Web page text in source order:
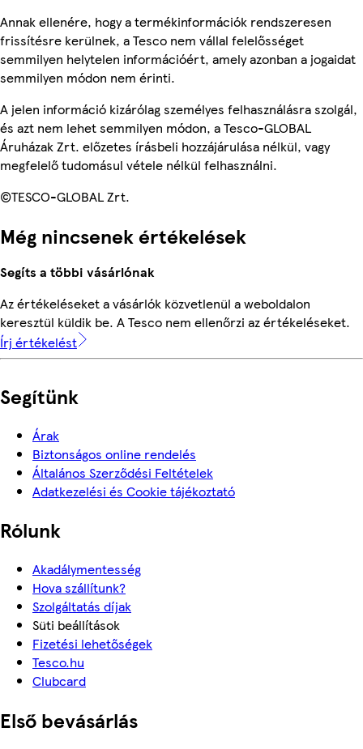
Annak ellenére, hogy a termékinformációk rendszeresen
frissítésre kerülnek, a Tesco nem vállal felelősséget
semmilyen helytelen információért, amely azonban a jogaidat
semmilyen módon nem érinti.
A jelen információ kizárólag személyes felhasználásra szolgál,
és azt nem lehet semmilyen módon, a Tesco-GLOBAL
Áruházak Zrt. előzetes írásbeli hozzájárulása nélkül, vagy
megfelelő tudomásul vétele nélkül felhasználni.
©TESCO-GLOBAL Zrt.
Még nincsenek értékelések
Segíts a többi vásárlónak
Az értékeléseket a vásárlók közvetlenül a weboldalon
keresztül küldik be. A Tesco nem ellenőrzi az értékeléseket.
Írj értékelést
Segítünk
Árak
Biztonságos online rendelés
Általános Szerződési Feltételek
Adatkezelési és Cookie tájékoztató
Rólunk
Akadálymentesség
Hova szállítunk?
Szolgáltatás díjak
Süti beállítások
Fizetési lehetőségek
Tesco.hu
Clubcard
Első bevásárlás